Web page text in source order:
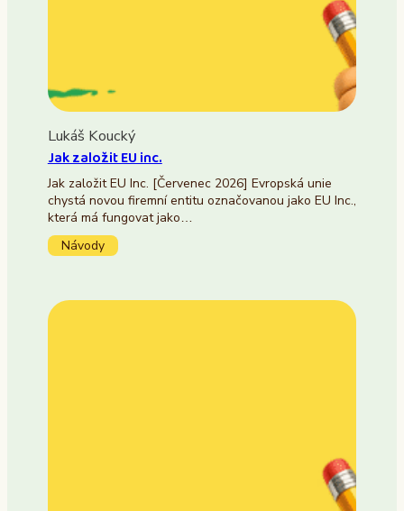
Lukáš Koucký
Jak založit EU inc.
Jak založit EU Inc. [Červenec 2026] Evropská unie
chystá novou firemní entitu označovanou jako EU Inc.,
která má fungovat jako…
Návody